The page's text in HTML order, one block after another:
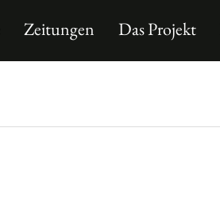
Zeitungen Das Projekt